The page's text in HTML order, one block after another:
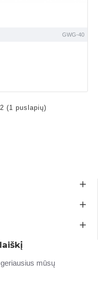
GWG-40
(1 puslapių)
mūsų